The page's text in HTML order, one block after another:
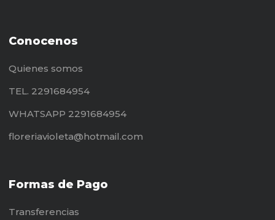
Conocenos
Quienes somos
TEL. 2291684954
WHATSAPP 2291684954
floreriavioleta@hotmail.com
Formas de Pago
Transferencias